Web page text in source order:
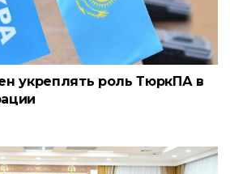
укреплять роль ТюркПА в